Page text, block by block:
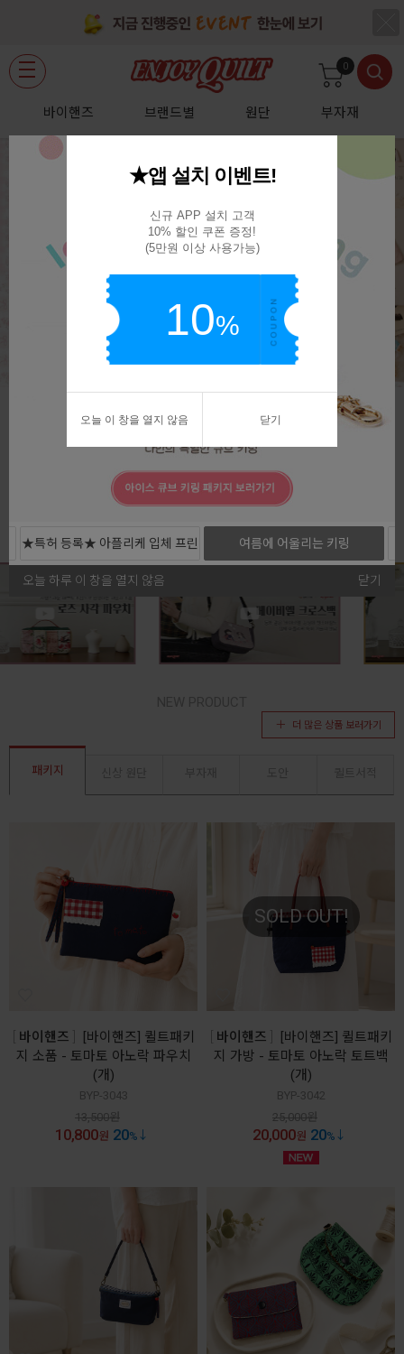
바이핸즈 브랜드별 원단 부자재
0
★특허 등록★ 아플리케 입체 프린
트 커트지
여름에 어울리는 키링
오늘 하루 이 창을 열지 않음 닫기
전체보기
더 많은 상품 보러가기
패키지
바이핸즈
[바이핸즈] 퀼트패키
지 소품 - 토마토 아노락 파우치
(개)
BYP-3043
13,500원
10,800원 20%
SOLD OUT!
바이핸즈
[바이핸즈] 퀼트패키
지 가방 - 토마토 아노락 토트백
(개)
BYP-3042
25,000원
20,000원 20%
★앱 설치 이벤트!
신규 APP 설치 고객
10% 할인 쿠폰 증정!
(5만원 이상 사용가능)
10%
오늘 이 창을 열지 않음 닫기